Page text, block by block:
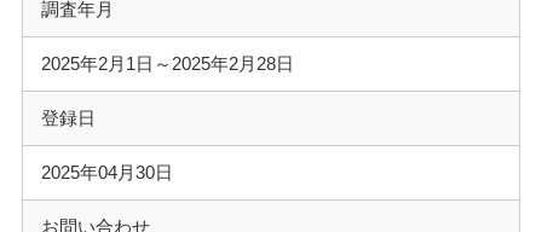
調査年月
2025年2月1日～2025年2月28日
登録日
2025年04月30日
お問い合わせ